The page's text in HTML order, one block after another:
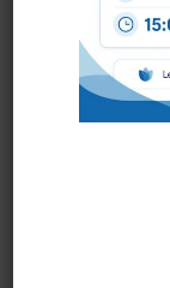
mediante
manopola
bordi dello